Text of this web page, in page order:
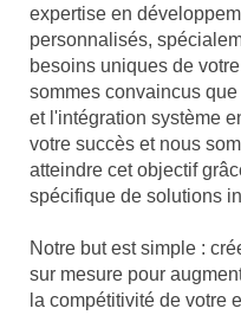
expertise en
personnalisés,
besoins uniques de
sommes convaincus
et l'intégration système
votre succès et nous
atteindre cet objectif
spécifique de solutions
Notre but est simple :
sur mesure pour
la compétitivité de votre